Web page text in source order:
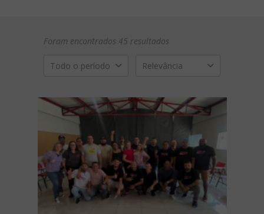
Foram encontrados 45 resultados
Todo o período Relevância